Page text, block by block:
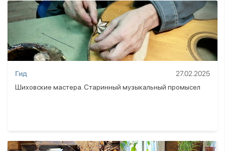
Гид
27.02.2025
Шиховские мастера. Старинный музыкальный промысел